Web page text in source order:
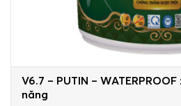
V6.7 – PUTIN –
năng